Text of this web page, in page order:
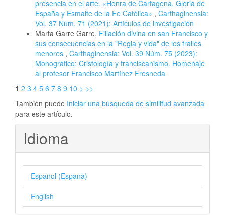
presencia en el arte. «Honra de Cartagena, Gloria de
España y Esmalte de la Fe Católica» , Carthaginensia:
Vol. 37 Núm. 71 (2021): Artículos de investigación
Marta Garre Garre, Filiación divina en san Francisco y
sus consecuencias en la "Regla y vida" de los frailes
menores , Carthaginensia: Vol. 39 Núm. 75 (2023):
Monográfico: Cristología y franciscanismo. Homenaje
al profesor Francisco Martínez Fresneda
1 2 3 4 5 6 7 8 9 10 > >>
También puede Iniciar una búsqueda de similitud avanzada
para este artículo.
Idioma
Español (España)
English